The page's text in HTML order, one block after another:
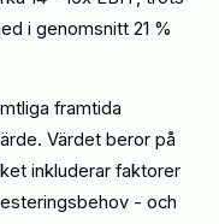
i genomsnitt 21 %
framtida
Värdet beror på
inkluderar faktorer
- och